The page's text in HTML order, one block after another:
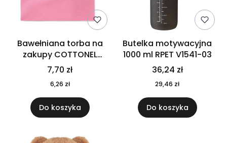
Bawełniana torba na
zakupy COTTONEL
COLOUR++ MO9846-11
7,70 zł
6,26 zł
Do koszyka
Butelka motywacyjna
1000 ml RPET V1541-03
36,24 zł
29,46 zł
Do koszyka